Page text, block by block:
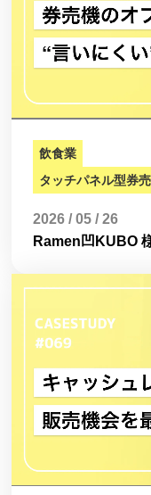
飲食業
タッチパネル型券
2026 / 05 / 26
Ramen凹KUBO